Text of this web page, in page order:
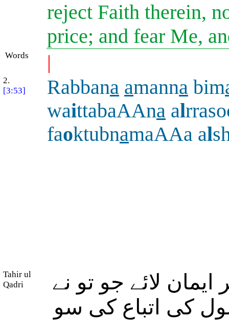
reject Faith therein,
price; and fear Me,
Words |
2.
[3:53]
Rabbana amanna bim
waittabaAAna al
faoktubnamaAAa al
Tahir ul
Qadri
لائے جو تو نے
کی اتباع کی سو